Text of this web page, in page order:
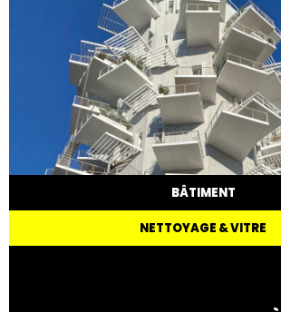
BÂTIMENT
NETTOYAGE & VITRE